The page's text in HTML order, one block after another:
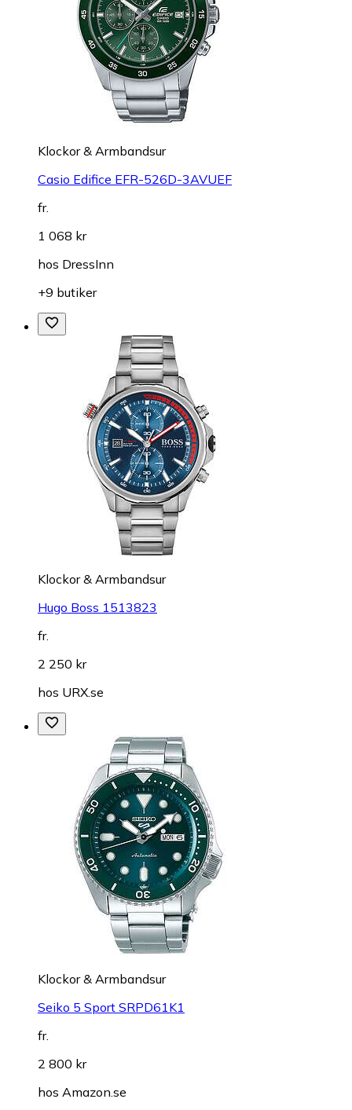
Klockor & Armbandsur
Casio Edifice EFR-526D-3AVUEF
fr.
1 068 kr
hos DressInn
+9 butiker
Klockor & Armbandsur
Hugo Boss 1513823
fr.
2 250 kr
hos URX.se
Klockor & Armbandsur
Seiko 5 Sport SRPD61K1
fr.
2 800 kr
hos Amazon.se